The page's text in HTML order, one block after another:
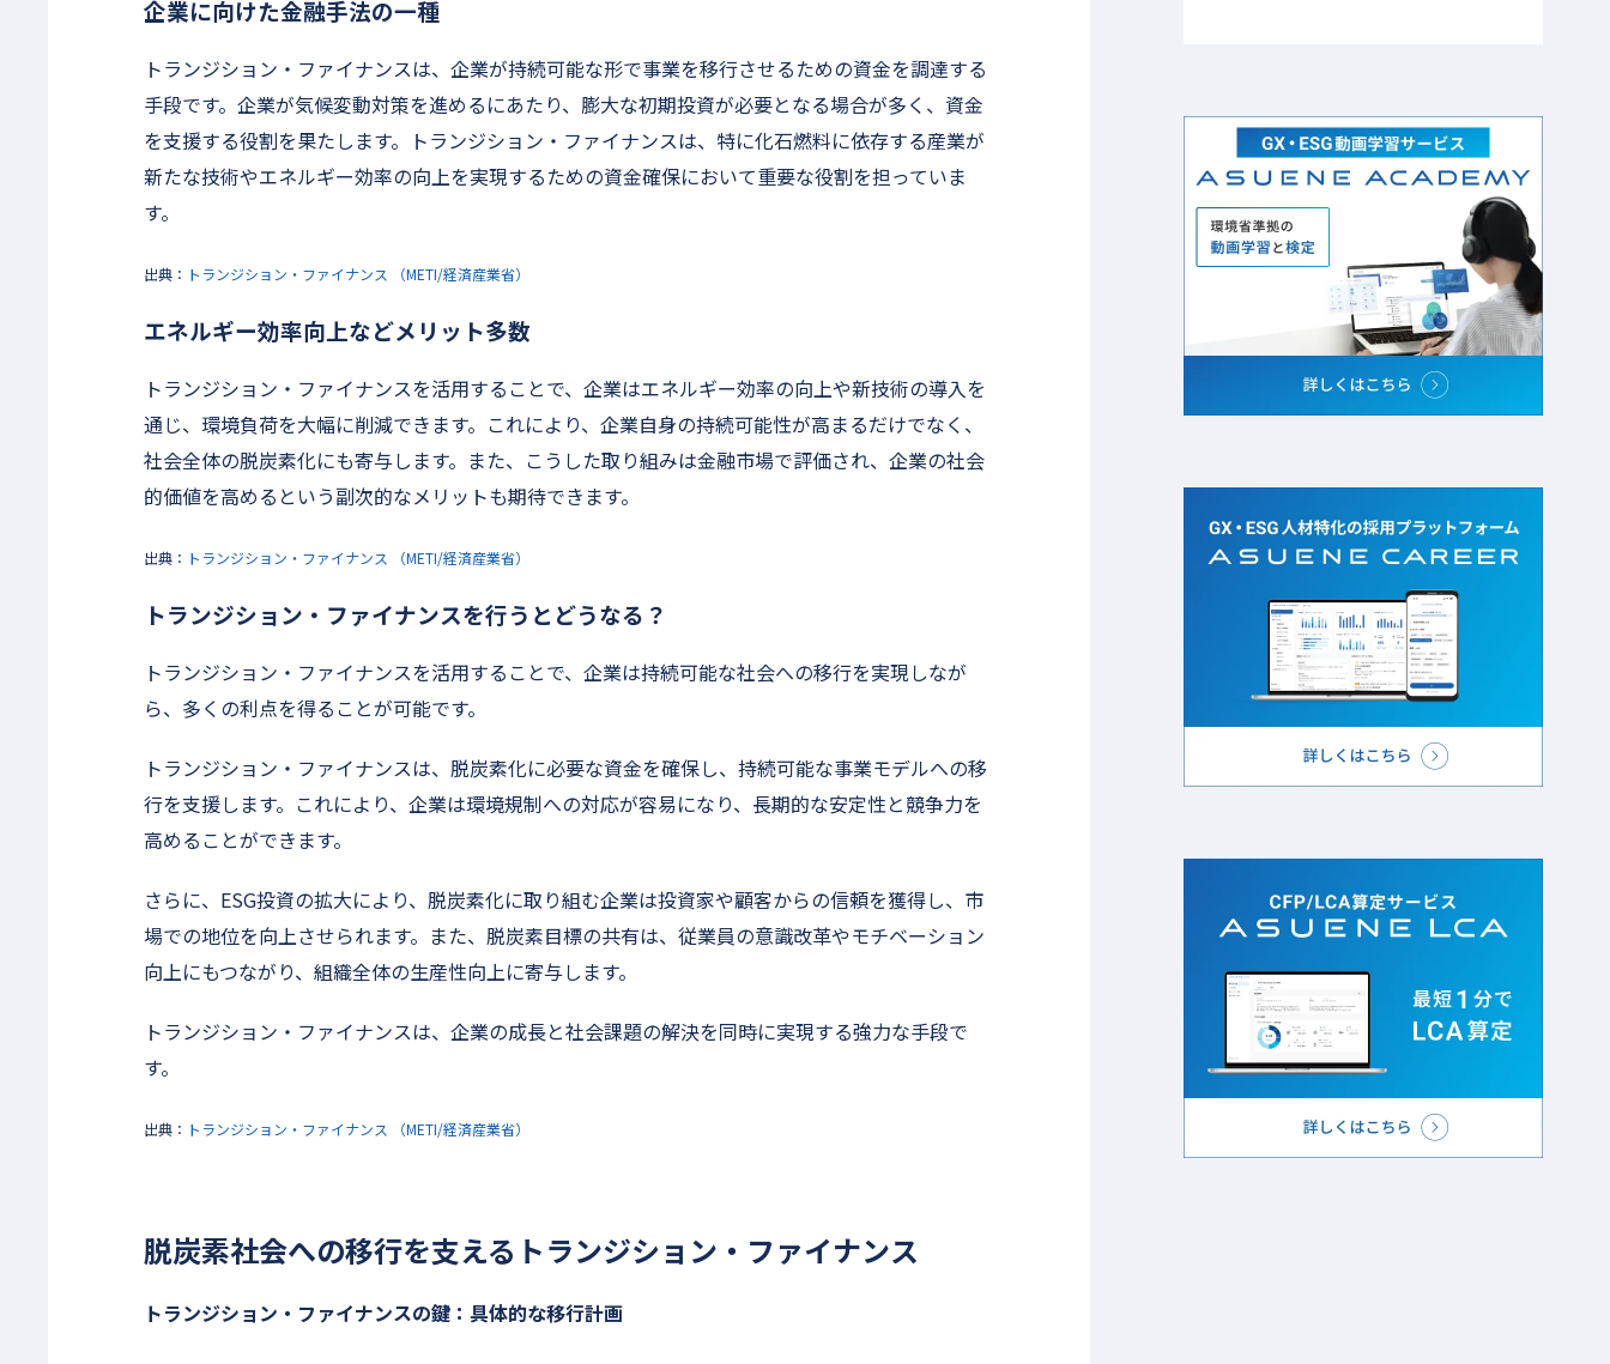
企業に向けた金融手法の一種
トランジション・ファイナンスは、企業が持続可能な形で事業を移行させるための資金を調達する
手段です。企業が気候変動対策を進めるにあたり、膨大な初期投資が必要となる場合が多く、資金
を支援する役割を果たします。トランジション・ファイナンスは、特に化石燃料に依存する産業が
新たな技術やエネルギー効率の向上を実現するための資金確保において重要な役割を担っていま
す。
出典： トランジション・ファイナンス （METI/経済産業省）
エネルギー効率向上などメリット多数
トランジション・ファイナンスを活用することで、企業はエネルギー効率の向上や新技術の導入を
通じ、環境負荷を大幅に削減できます。これにより、企業自身の持続可能性が高まるだけでなく、
社会全体の脱炭素化にも寄与します。また、こうした取り組みは金融市場で評価され、企業の社会
的価値を高めるという副次的なメリットも期待できます。
出典： トランジション・ファイナンス （METI/経済産業省）
トランジション・ファイナンスを行うとどうなる？
トランジション・ファイナンスを活用することで、企業は持続可能な社会への移行を実現しなが
ら、多くの利点を得ることが可能です。
トランジション・ファイナンスは、脱炭素化に必要な資金を確保し、持続可能な事業モデルへの移
行を支援します。これにより、企業は環境規制への対応が容易になり、長期的な安定性と競争力を
高めることができます。
さらに、ESG投資の拡大により、脱炭素化に取り組む企業は投資家や顧客からの信頼を獲得し、市
場での地位を向上させられます。また、脱炭素目標の共有は、従業員の意識改革やモチベーション
向上にもつながり、組織全体の生産性向上に寄与します。
トランジション・ファイナンスは、企業の成長と社会課題の解決を同時に実現する強力な手段で
す。
出典： トランジション・ファイナンス （METI/経済産業省）
脱炭素社会への移行を支えるトランジション・ファイナンス
トランジション・ファイナンスの鍵：具体的な移行計画